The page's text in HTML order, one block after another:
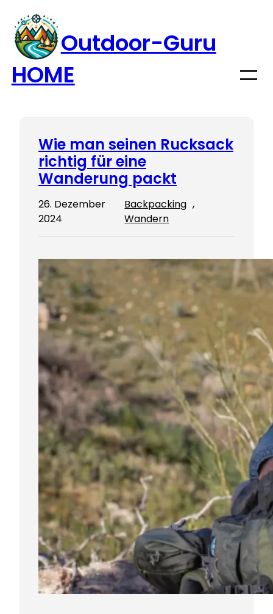
Inhalt
springen
Outdoor-Guru
HOME
Wie man seinen Rucksack
richtig für eine
Wanderung packt
26. Dezember
2024
Backpacking
Wandern